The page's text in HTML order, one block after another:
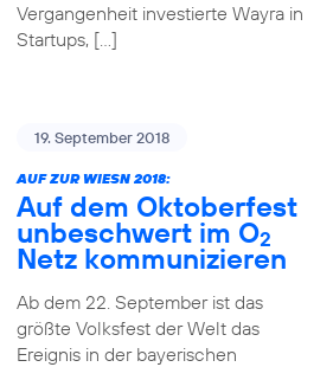
Vergangenheit investierte Wayra in
Startups, […]
19. September 2018
AUF ZUR WIESN 2018:
Auf dem Oktoberfest
unbeschwert im O2
Netz kommunizieren
Ab dem 22. September ist das
größte Volksfest der Welt das
Ereignis in der bayerischen